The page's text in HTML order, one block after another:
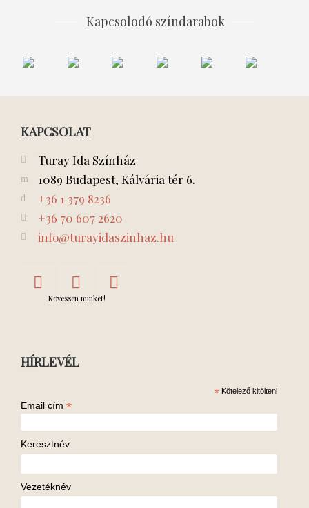
Kapcsolodó színdarabok
szerethető
herceg
csodálatos
ördög
feleségét
KAPCSOLAT
Turay Ida Színház
1089 Budapest, Kálvária tér 6.
+36 1 379 8236
+36 70 607 2620
info@turayidaszinhaz.hu
Kövessen minket!
HÍRLEVÉL
* Kötelező kitölteni
Email cím *
Keresztnév
Vezetéknév